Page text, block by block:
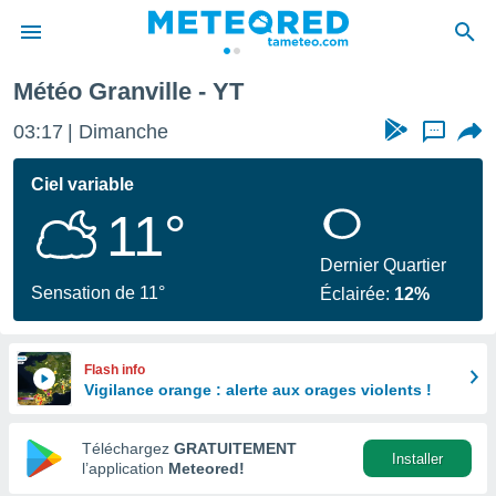
de
Météo Granville - YT
03:17 Dimanche ...
Ciel variable
11°
Sensation de 11°
Dernier Quartier
Éclairée: 12%
Flash info
Vigilance orange : alerte aux orages violents !
Téléchargez GRATUITEMENT
l’application Meteored!
Installer